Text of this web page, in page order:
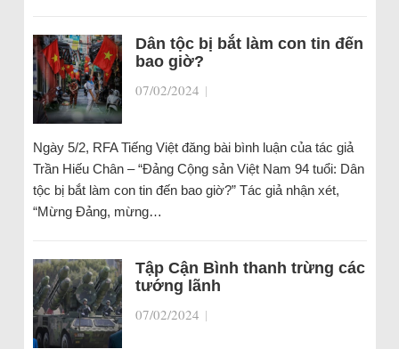
Dân tộc bị bắt làm con tin đến
bao giờ?
07/02/2024 |
Ngày 5/2, RFA Tiếng Việt đăng bài bình luận của tác giả
Trần Hiếu Chân – “Đảng Cộng sản Việt Nam 94 tuổi: Dân
tộc bị bắt làm con tin đến bao giờ?” Tác giả nhận xét,
“Mừng Đảng, mừng…
Tập Cận Bình thanh trừng các
tướng lãnh
07/02/2024 |